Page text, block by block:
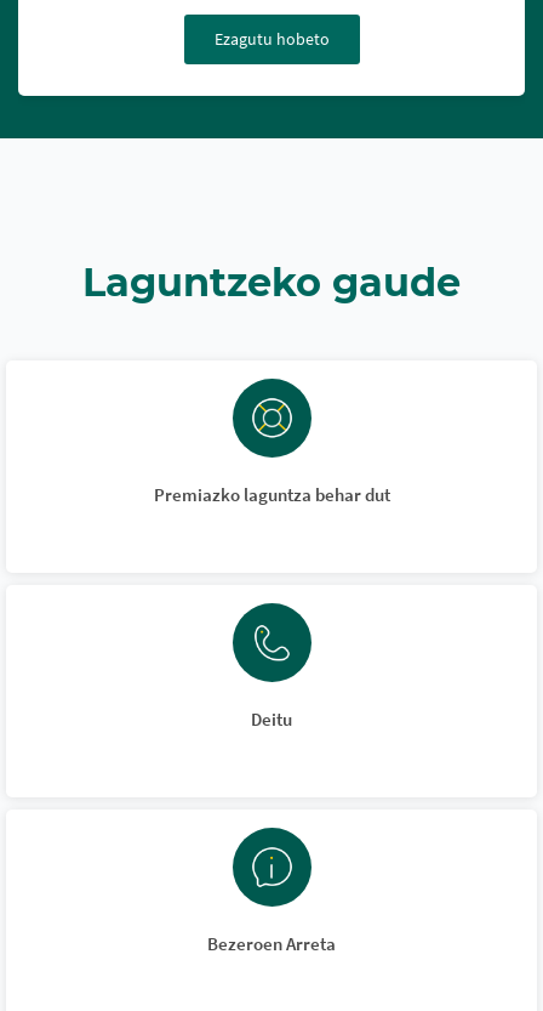
Ezagutu hobeto
Laguntzeko gaude
Premiazko laguntza behar dut
Deitu
Bezeroen Arreta